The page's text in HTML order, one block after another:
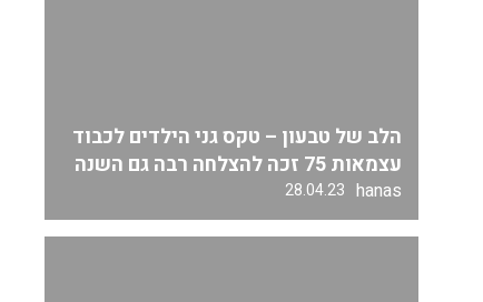
הלב של טבעון – טקס גני הילדים לכבוד
עצמאות 75 זכה להצלחה רבה גם השנה
hanas
28.04.23